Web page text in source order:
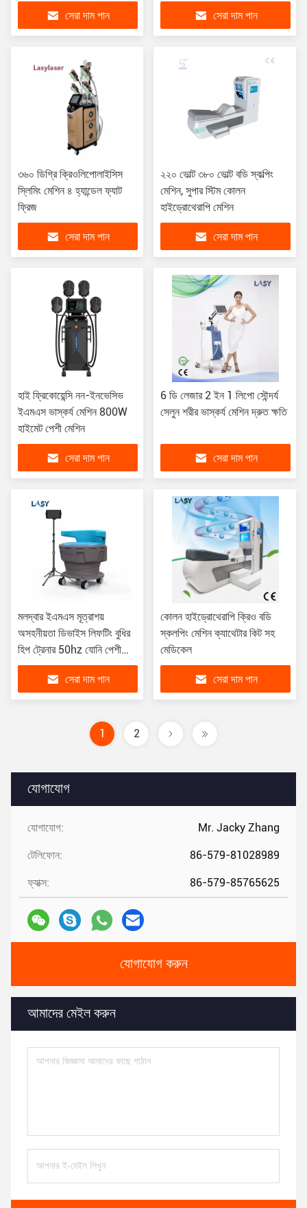
যোগাযোগ
যোগাযোগ: Mr. Jacky Zhang
টেলিফোন: 86-579-81028989
ফ্যাক্স: 86-579-85765625
যোগাযোগ করুন
আমাদের মেইল ​​করুন
সেরা দাম পান সেরা দাম পান
৩৬০ ডিগ্রি ক্রিওলিপোলাইসিস
স্লিমিং মেশিন ৪ হ্যান্ডেল ফ্যাট
ফ্রিজ
সেরা দাম পান
২২০ ভোল্ট ৩৮০ ভোল্ট বডি স্কল্পিং
মেশিন, সুপার স্টিম কোলন
হাইড্রোথেরাপি মেশিন
সেরা দাম পান
হাই ফ্রিকোয়েন্সি নন-ইনভেসিভ
ইএমএস ভাস্কর্য মেশিন 800W
হাইমেট পেশী মেশিন
সেরা দাম পান
6 ডি লেজার 2 ইন 1 লিপো সৌন্দর্য
সেলুন শরীর ভাস্কর্য মেশিন দ্রুত ক্ষতি
সেরা দাম পান
মলদ্বার ইএমএস মূত্রাশয়
অসহনীয়তা ডিভাইস লিফটিং বুধির
হিপ ট্রেনার 50hz যোনি পেশী
উদ্দীপক
সেরা দাম পান
কোলন হাইড্রোথেরাপি ক্রিও বডি
স্কলপিং মেশিন ক্যাথেটার কিট সহ
মেডিকেল
সেরা দাম পান
1 2